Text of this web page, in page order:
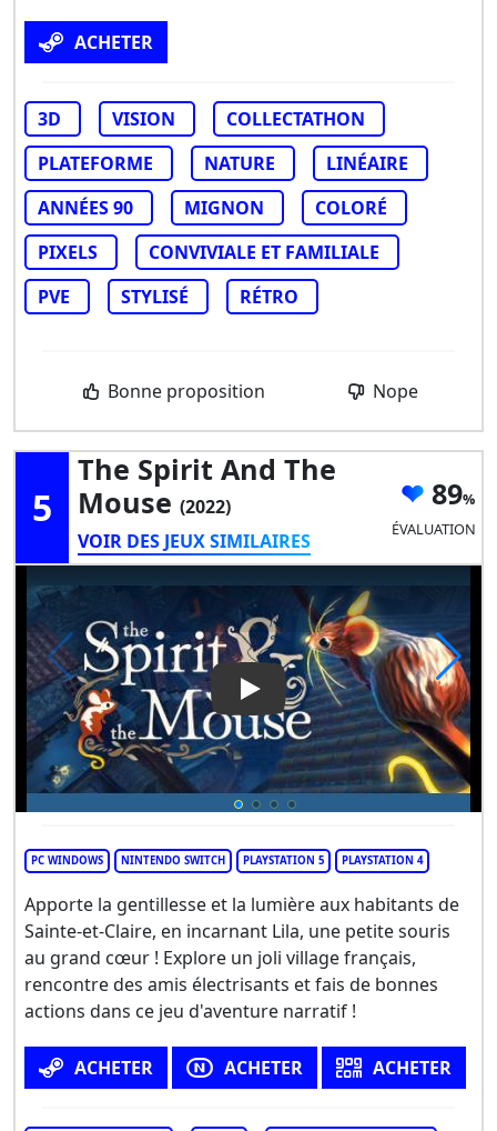
ACHETER
3D VISION
COLLECTATHON
PLATEFORME
NATURE
LINÉAIRE
ANNÉES 90
MIGNON
COLORÉ
PIXELS
CONVIVIALE ET FAMILIALE
PVE
STYLISÉ RÉTRO
Bonne proposition Nope
5
The Spirit And The
Mouse (2022)
VOIR DES JEUX SIMILAIRES
89
ÉVALUATION
Play Video: The Spirit and
PC WINDOWS NINTENDO SWITCH PLAYSTATION 5 PLAYSTATION 4
Apporte la gentillesse et la lumière aux habitants de
Sainte-et-Claire, en incarnant Lila, une petite souris
au grand cœur ! Explore un joli village français,
rencontre des amis électrisants et fais de bonnes
actions dans ce jeu d'aventure narratif !
ACHETER ACHETER ACHETER